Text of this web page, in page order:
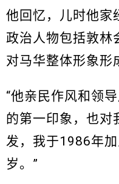
他回忆，儿时他家
政治人物包括敦林
对马华整体形象形
“他亲民作风和领
的第一印象，也对
发，我于1986年
岁。”